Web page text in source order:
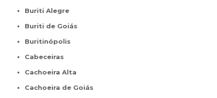
Buriti Alegre
Buriti de Goiás
Buritinópolis
Cabeceiras
Cachoeira Alta
Cachoeira de Goiás